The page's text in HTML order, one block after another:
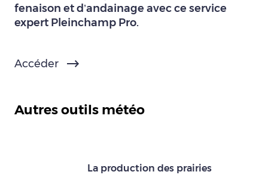
fenaison et d’andainage avec ce service
expert Pleinchamp Pro.
Accéder
Autres outils météo
La production des prairies